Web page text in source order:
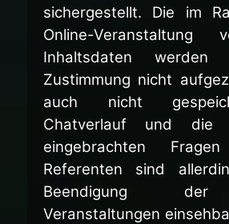
sichergestellt. Die im
Online-Veranstaltung
Inhaltsdaten
Zustimmung nicht
auch nicht
Chatverlauf und die
eingebrachten
Referenten sind
Beendigung
Veranstaltungen